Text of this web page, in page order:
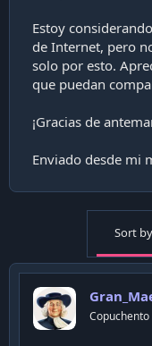
Estoy
de Internet, pero
solo por esto.
que puedan
¡Gracias de
Enviado desde mi
Sort
Copuchento